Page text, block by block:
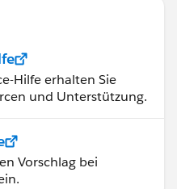
Hilfe erhalten Sie
und Unterstützung.
Vorschlag bei